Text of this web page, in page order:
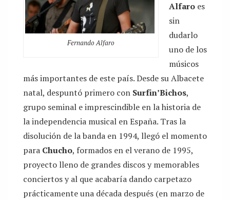
Fernando Alfaro
Alfaro es
sin
dudarlo
uno de los
músicos
más importantes de este país. Desde su Albacete
natal, despuntó primero con Surfin’Bichos,
grupo seminal e imprescindible en la historia de
la independencia musical en España. Tras la
disolución de la banda en 1994, llegó el momento
para Chucho, formados en el verano de 1995,
proyecto lleno de grandes discos y memorables
conciertos y al que acabaría dando carpetazo
prácticamente una década después (en marzo de